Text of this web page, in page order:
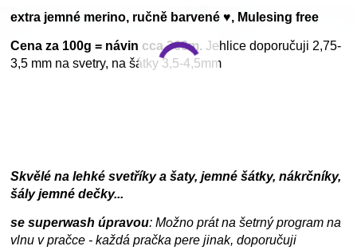
extra jemné merino, ručně barvené ♥, Mulesing free
Cena za 100g = návin cca 366m. Jehlice doporučuji 2,75-
3,5 mm na svetry, na šátky 3,5-4,5mm
Skvělé na lehké svetříky a šaty, jemné šátky, nákrčníky,
šály jemné dečky...
se superwash úpravou: Možno prát na šetrný program na
vlnu v pračce - každá pračka pere jinak, doporučuji